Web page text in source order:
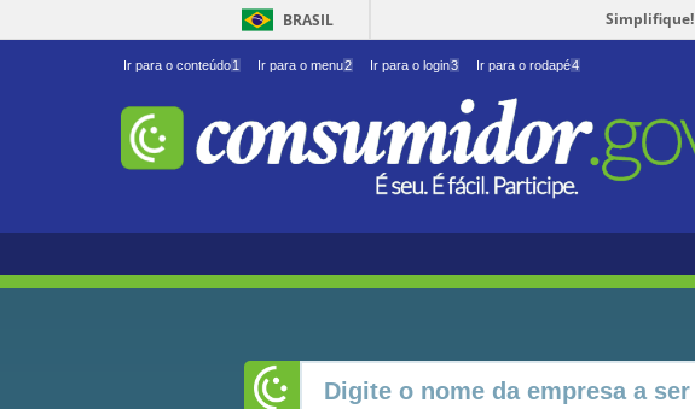
BRASIL Simplifique!
Ir para o conteúdo1 Ir para o menu2 Ir para o login3 Ir para o rodapé4